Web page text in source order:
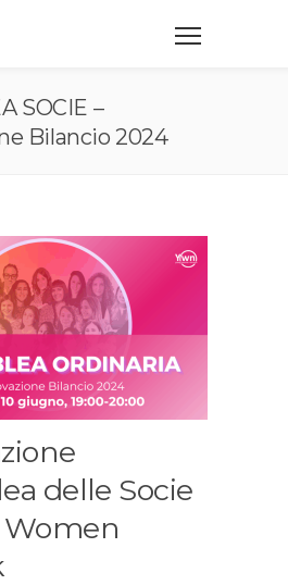
SOCIE –
Bilancio 2024
delle Socie